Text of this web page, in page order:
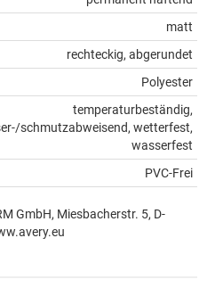
matt
rechteckig, abgerundet
Polyester
temperaturbeständig,
schmutzabweisend, wetterfest,
wasserfest
PVC-Frei
GmbH, Miesbacherstr. 5, D-